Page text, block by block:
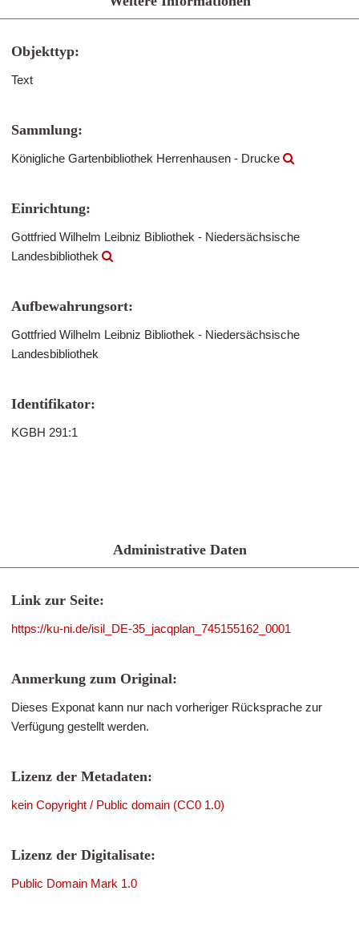
Objekttyp:
Text
Sammlung:
Königliche Gartenbibliothek Herrenhausen - Drucke
Einrichtung:
Gottfried Wilhelm Leibniz Bibliothek - Niedersächsische
Landesbibliothek
Aufbewahrungsort:
Gottfried Wilhelm Leibniz Bibliothek - Niedersächsische
Landesbibliothek
Identifikator:
KGBH 291:1
Administrative Daten
Link zur Seite:
https://ku-ni.de/isil_DE-35_jacqplan_745155162_0001
Anmerkung zum Original:
Dieses Exponat kann nur nach vorheriger Rücksprache zur
Verfügung gestellt werden.
Lizenz der Metadaten:
kein Copyright / Public domain (CC0 1.0)
Lizenz der Digitalisate:
Public Domain Mark 1.0